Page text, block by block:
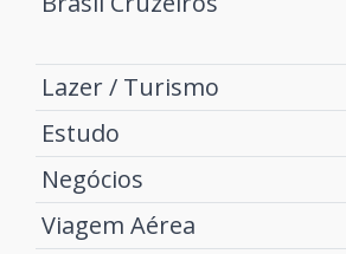
Lazer / Turismo
Estudo
Negócios
Viagem Aérea